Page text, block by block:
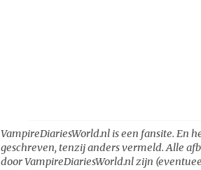
VampireDiariesWorld.nl is een fansite. En
geschreven, tenzij anders vermeld. Alle
door VampireDiariesWorld.nl zijn